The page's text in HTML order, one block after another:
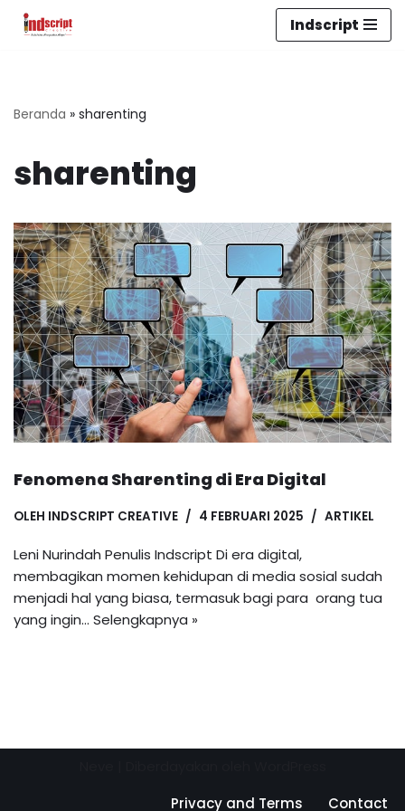
Indscript
Beranda » sharenting
sharenting
Fenomena Sharenting di Era Digital
OLEH INDSCRIPT CREATIVE 4 FEBRUARI 2025 ARTIKEL
Leni Nurindah Penulis Indscript Di era digital,
membagikan momen kehidupan di media sosial sudah
menjadi hal yang biasa, termasuk bagi para orang tua
yang ingin… Selengkapnya »
Privacy and Terms
Contact